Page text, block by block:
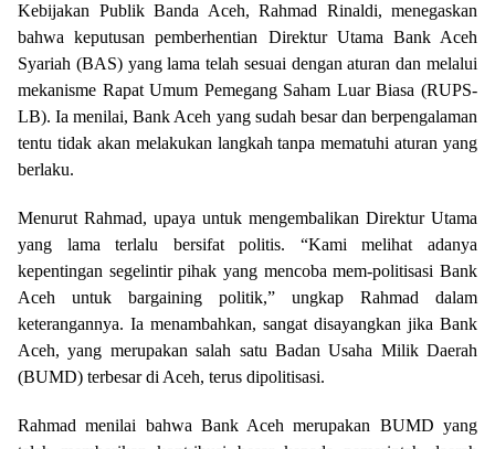
Kebijakan Publik Banda Aceh, Rahmad Rinaldi, menegaskan
bahwa keputusan pemberhentian Direktur Utama Bank Aceh
Syariah (BAS) yang lama telah sesuai dengan aturan dan melalui
mekanisme Rapat Umum Pemegang Saham Luar Biasa (RUPS-
LB). Ia menilai, Bank Aceh yang sudah besar dan berpengalaman
tentu tidak akan melakukan langkah tanpa mematuhi aturan yang
berlaku.
Menurut Rahmad, upaya untuk mengembalikan Direktur Utama
yang lama terlalu bersifat politis. “Kami melihat adanya
kepentingan segelintir pihak yang mencoba mem-politisasi Bank
Aceh untuk bargaining politik,” ungkap Rahmad dalam
keterangannya. Ia menambahkan, sangat disayangkan jika Bank
Aceh, yang merupakan salah satu Badan Usaha Milik Daerah
(BUMD) terbesar di Aceh, terus dipolitisasi.
Rahmad menilai bahwa Bank Aceh merupakan BUMD yang